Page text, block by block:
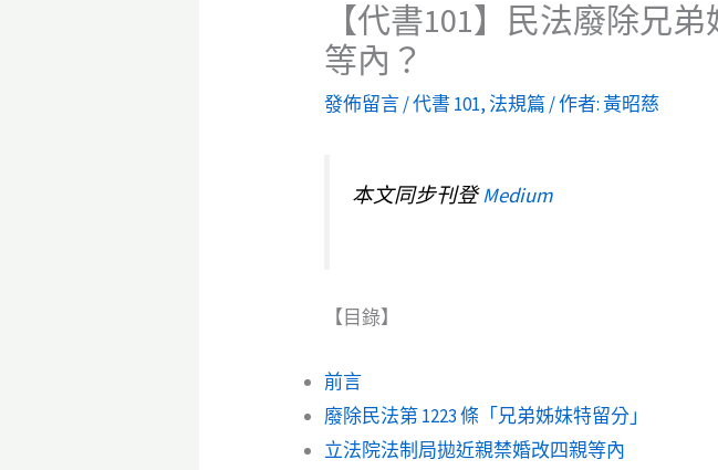
【代書101】民法廢除兄
等內？
發佈留言/代書 101, 法規篇/ 作者:黃昭慈
本文同步刊登Medium
【目錄】
前言
廢除民法第 1223 條「兄弟姊妹特留分」
立法院法制局拋近親禁婚改四親等內